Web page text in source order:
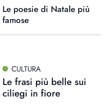
Le poesie di Natale più
famose
CULTURA
Le frasi più belle sui
ciliegi in fiore